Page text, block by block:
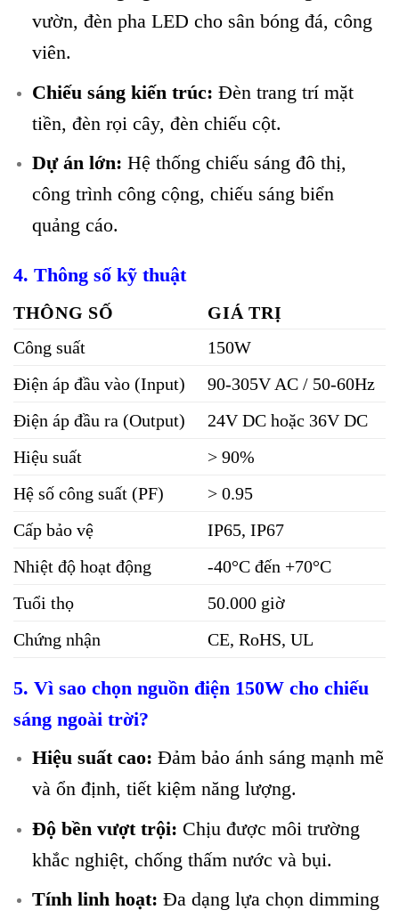
vườn, đèn pha LED cho sân bóng đá, công
viên.
Chiếu sáng kiến trúc: Đèn trang trí mặt
tiền, đèn rọi cây, đèn chiếu cột.
Dự án lớn: Hệ thống chiếu sáng đô thị,
công trình công cộng, chiếu sáng biển
quảng cáo.
4. Thông số kỹ thuật
THÔNG SỐ
GIÁ TRỊ
Công suất
150W
Điện áp đầu vào (Input)
90-305V AC / 50-60Hz
Điện áp đầu ra (Output)
24V DC hoặc 36V DC
Hiệu suất
> 90%
Hệ số công suất (PF)
> 0.95
Cấp bảo vệ
IP65, IP67
Nhiệt độ hoạt động
-40°C đến +70°C
Tuổi thọ
50.000 giờ
Chứng nhận
CE, RoHS, UL
5. Vì sao chọn nguồn điện 150W cho chiếu
sáng ngoài trời?
Hiệu suất cao: Đảm bảo ánh sáng mạnh mẽ
và ổn định, tiết kiệm năng lượng.
Độ bền vượt trội: Chịu được môi trường
khắc nghiệt, chống thấm nước và bụi.
Tính linh hoạt: Đa dạng lựa chọn dimming